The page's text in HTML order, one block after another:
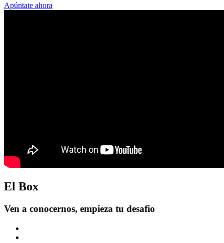
Apúntate ahora
El Box
Ven a conocernos, empieza tu desafio